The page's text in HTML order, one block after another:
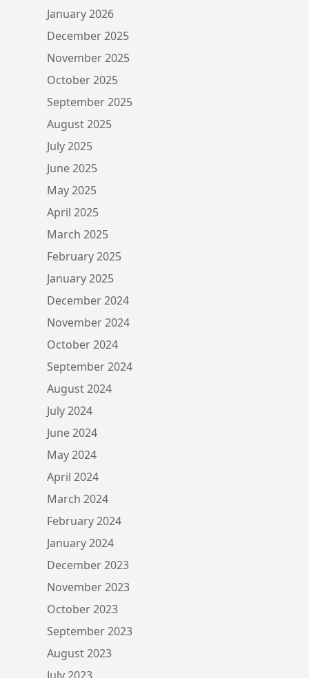
January 2026
December 2025
November 2025
October 2025
September 2025
August 2025
July 2025
June 2025
May 2025
April 2025
March 2025
February 2025
January 2025
December 2024
November 2024
October 2024
September 2024
August 2024
July 2024
June 2024
May 2024
April 2024
March 2024
February 2024
January 2024
December 2023
November 2023
October 2023
September 2023
August 2023